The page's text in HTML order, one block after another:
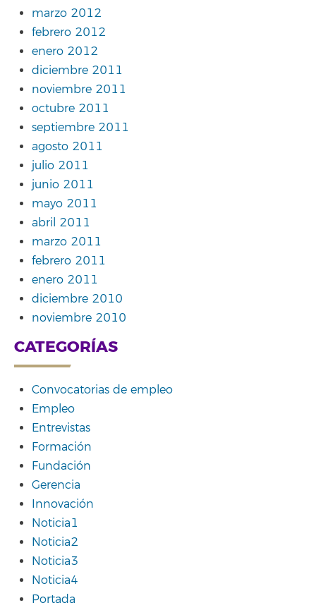
marzo 2012
febrero 2012
enero 2012
diciembre 2011
noviembre 2011
octubre 2011
septiembre 2011
agosto 2011
julio 2011
junio 2011
mayo 2011
abril 2011
marzo 2011
febrero 2011
enero 2011
diciembre 2010
noviembre 2010
CATEGORÍAS
Convocatorias de empleo
Empleo
Entrevistas
Formación
Fundación
Gerencia
Innovación
Noticia1
Noticia2
Noticia3
Noticia4
Portada